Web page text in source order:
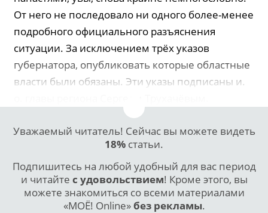
От него не последовало ни одного более-менее
подробного официального разъяснения
ситуации. За исключением трёх указов
губернатора, опубликовать которые областные
власти были обязаны. Эти указы подписаны и.
Уважаемый читатель! Сейчас вы можете видеть
18% статьи.
Подпишитесь на любой удобный для вас период
и читайте с удовольствием! Кроме этого, вы
можете знакомиться со всеми материалами
«МОЁ! Online»без рекламы.